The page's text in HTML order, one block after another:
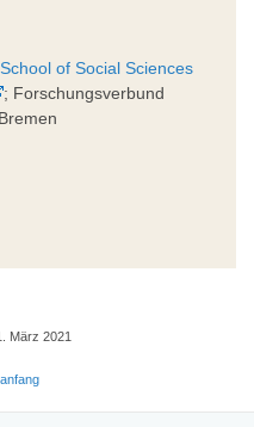
of Social Sciences
; Forschungsverbund
März 2021